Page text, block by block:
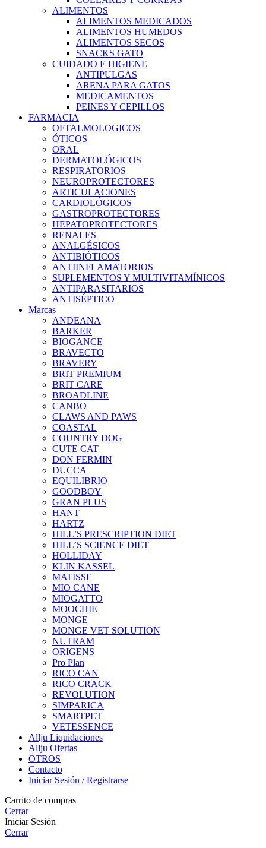
ALIMENTOS
ALIMENTOS MEDICADOS
ALIMENTOS HUMEDOS
ALIMENTOS SECOS
SNACKS GATO
CUIDADO E HIGIENE
ANTIPULGAS
ARENA PARA GATOS
MEDICAMENTOS
PEINES Y CEPILLOS
FARMACIA
OFTALMOLOGICOS
ÓTICOS
ORAL
DERMATOLÓGICOS
RESPIRATORIOS
NEUROPROTECTORES
ARTICULACIONES
CARDIOLÓGICOS
GASTROPROTECTORES
HEPATOPROTECTORES
RENALES
ANALGÉSICOS
ANTIBIÓTICOS
ANTIINFLAMATORIOS
SUPLEMENTOS Y MULTIVITAMÍNICOS
ANTIPARASITARIOS
ANTISÉPTICO
Marcas
ANDEANA
BARKER
BIOGANCE
BRAVECTO
BRAVERY
BRIT PREMIUM
BRIT CARE
BROADLINE
CANBO
CLAWS AND PAWS
COASTAL
COUNTRY DOG
CUTE CAT
DON FERMIN
DUCCA
EQUILIBRIO
GOODBOY
GRAN PLUS
HANT
HARTZ
HILL’S PRESCRIPTION DIET
HILL’S SCIENCE DIET
HOLLIDAY
KLIN KASSEL
MATISSE
MIO CANE
MIOGATTO
MOOCHIE
MONGE
MONGE VET SOLUTION
NUTRAM
ORIGENS
Pro Plan
RICO CAN
RICO CRACK
REVOLUTION
SIMPARICA
SMARTPET
VETESSENCE
Allju Liquidaciones
Allju Ofertas
OTROS
Contacto
Iniciar Sesión / Registrarse
Carrito de compras
Cerrar
Iniciar Sesión
Cerrar